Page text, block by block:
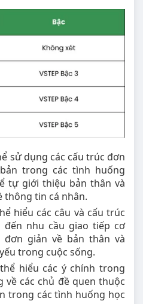
sử dụng các cấu trúc đơn
trong các tình huống
tự giới thiệu bản thân và
thông tin cá nhân.
hiểu các câu và cấu trúc
đến nhu cầu giao tiếp cơ
giản về bản thân và
trong cuộc sống.
hiểu các ý chính trong
về các chủ đề quen thuộc
trong các tình huống học